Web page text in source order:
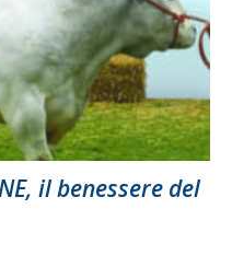
il benessere del